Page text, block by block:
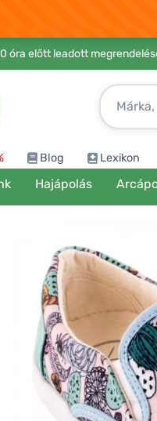
óra előtt leadott
Blog Lexikon
Hajápolás